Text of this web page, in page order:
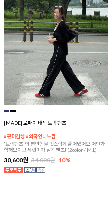
[MADE] 로파이 배색 트랙 팬츠
#핀터감성 #외국언니느낌
'트랙팬츠'의 편안함을 멋스럽게 풀어냈어요 어딘가
힙해보이고 세련미가 담긴 팬츠! (2color / M,L)
30,600원 34,000원 10%